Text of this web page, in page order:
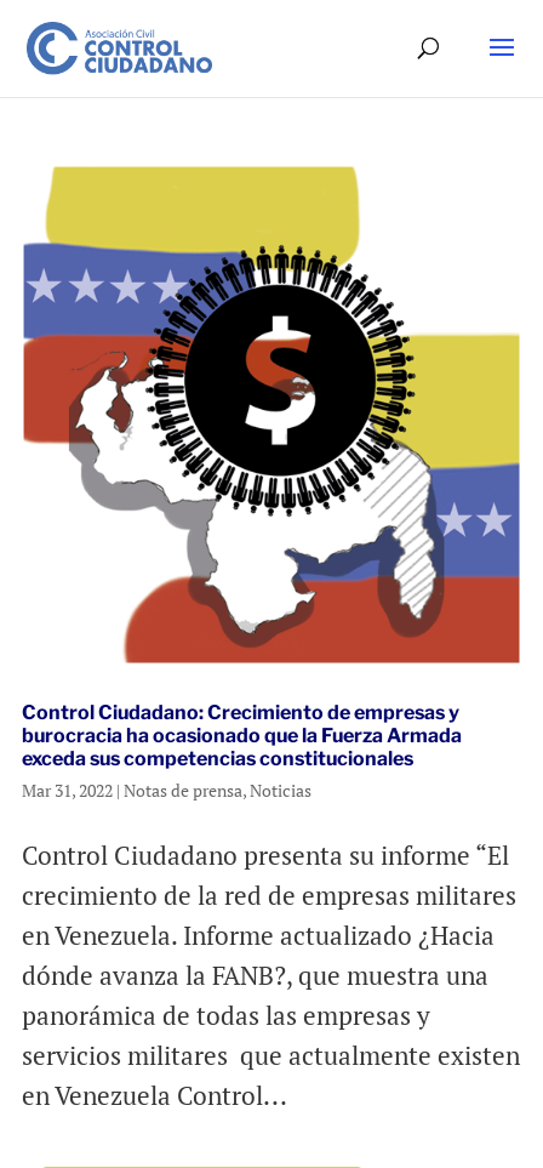
Control Ciudadano: Crecimiento de empresas y
burocracia ha ocasionado que la Fuerza Armada
exceda sus competencias constitucionales
Mar 31, 2022| Notas de prensa,Noticias
Control Ciudadano presenta su informe “El
crecimiento de la red de empresas militares
en Venezuela. Informe actualizado ¿Hacia
dónde avanza la FANB?, que muestra una
panorámica de todas las empresas y
servicios militares que actualmente existen
en Venezuela Control...